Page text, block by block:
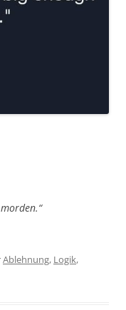
Ablehnung, Logik,